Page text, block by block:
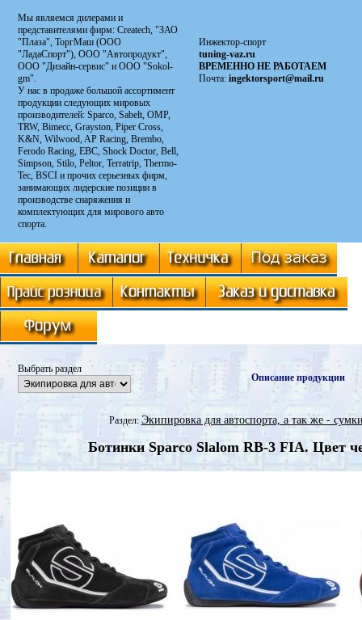
Мы являемся дилерами и
представителями фирм: Сreatech, "ЗАО
"Плаза", ТоргМаш (ООО
"ЛадаСпорт"), ООО "Автопродукт",
ООО "Дизайн-сервис" и ООО "Sokol-
gm".
У нас в продаже большой ассортимент
продукции следующих мировых
производителей: Sparco, Sabelt, OMP,
TRW, Bimecc, Grayston, Piper Cross,
K&N, Wilwood, AP Racing, Brembo,
Ferodo Racing, EBC, Shock Doctor, Bell,
Simpson, Stilo, Peltor, Terratrip, Thermo-
Tec, BSCI и прочих серьезных фирм,
занимающих лидерские позиции в
производстве снаряжения и
комплектующих для мирового авто
спорта.
Инжектор-спорт
tuning-vaz.ru
ВРЕМЕННО НЕ РАБОТАЕМ
Почта:ingektorsport@mail.ru
Выбрать раздел
Описание продукции
Раздел: Экипировка для автоспорта, а так же -
Ботинки Sparco Slalom RB-3 FIA. Цвет